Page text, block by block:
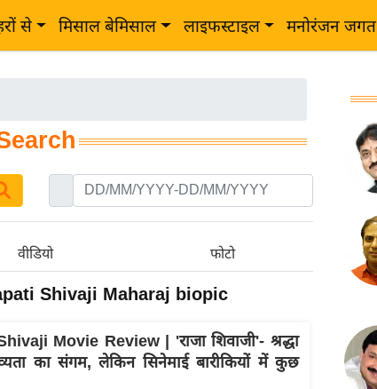
से मिसाल बेमिसाल लाइफस्टाइल मनोरंजन जगत
वीडियो फोटो
Shivaji Maharaj biopic
Movie Review | 'राजा शिवाजी'- श्रद्धा
का संगम, लेकिन सिनेमाई बारीकियों में कुछ